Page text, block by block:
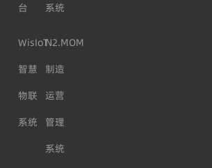
台
系统
WisIoT
智慧
物联
系统
N2.MOM
制造
运营
管理
系统